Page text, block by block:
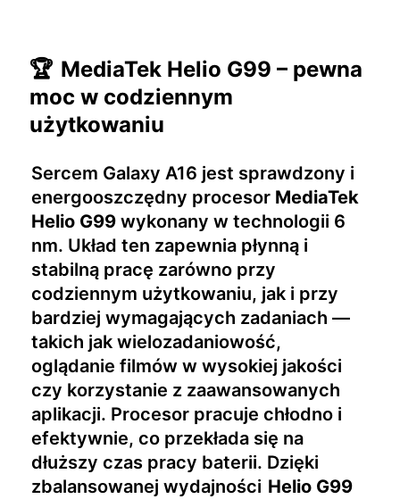
🏆 MediaTek Helio G99 – pewna
moc w codziennym
użytkowaniu
Sercem Galaxy A16 jest sprawdzony i
energooszczędny procesor MediaTek
Helio G99 wykonany w technologii 6
nm. Układ ten zapewnia płynną i
stabilną pracę zarówno przy
codziennym użytkowaniu, jak i przy
bardziej wymagających zadaniach —
takich jak wielozadaniowość,
oglądanie filmów w wysokiej jakości
czy korzystanie z zaawansowanych
aplikacji. Procesor pracuje chłodno i
efektywnie, co przekłada się na
dłuższy czas pracy baterii. Dzięki
zbalansowanej wydajności Helio G99